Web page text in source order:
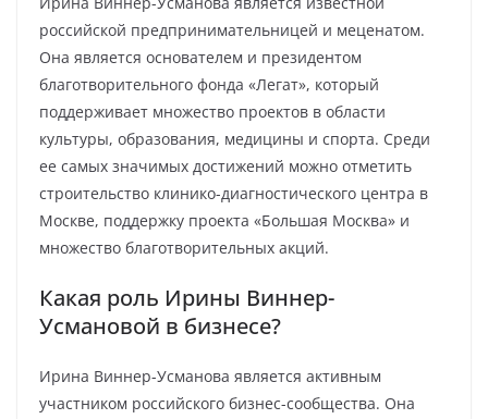
российской предпринимательницей и меценатом.
Она является основателем и президентом
благотворительного фонда «Легат», который
поддерживает множество проектов в области
культуры, образования, медицины и спорта. Среди
ее самых значимых достижений можно отметить
строительство клинико-диагностического центра в
Москве, поддержку проекта «Большая Москва» и
множество благотворительных акций.
Какая роль Ирины Виннер-
Усмановой в бизнесе?
Ирина Виннер-Усманова является активным
участником российского бизнес-сообщества. Она